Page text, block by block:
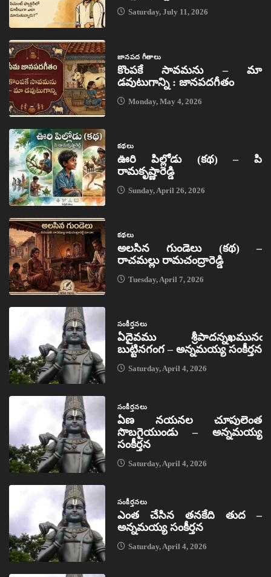
Saturday, July 11, 2026
జానపద గీతాలు
కొంపకే సావమను – మా
డవుటుగాన్ని : జానపదగీతం
Monday, May 4, 2026
కథలు
ఊరి పిల్లోడు (కథ) – పి
రామకృష్ణారెడ్డి
Sunday, April 26, 2026
కథలు
అలసిన గుండెలు (కథ) –
రాచమల్లు రామచంద్రారెడ్డి
Tuesday, April 7, 2026
సంకీర్తనలు
ఏదైవము శ్రీపాదన్నఖమునఁ
బుట్టినగంగ – అన్నమయ్య సంకీర్తన
Saturday, April 4, 2026
సంకీర్తనలు
ఏణ నయనల చూపులెంత
సొబగైయుండు – అన్నమయ్య
సంకీర్తన
Saturday, April 4, 2026
సంకీర్తనలు
ఎంత చేసిన తనకేది తుద –
అన్నమయ్య సంకీర్తన
Saturday, April 4, 2026